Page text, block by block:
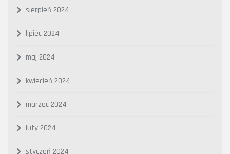
sierpień 2024
lipiec 2024
maj 2024
kwiecień 2024
marzec 2024
luty 2024
styczeń 2024